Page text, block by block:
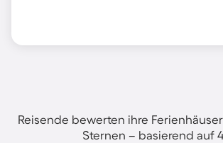
Reisende bewerten ihre
Sternen – basierend auf